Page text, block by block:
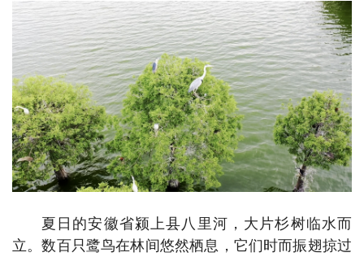
夏日的安徽省颍上县八里河，大片杉树临水而
立。数百只鹭鸟在林间悠然栖息，它们时而振翅掠过